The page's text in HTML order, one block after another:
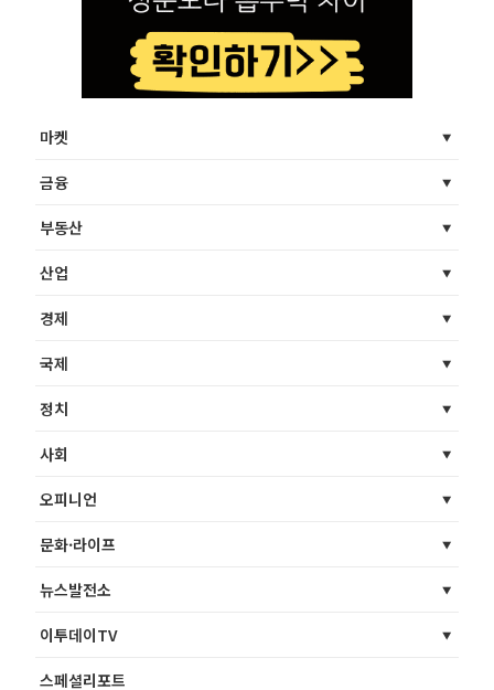
마켓
금융
부동산
산업
경제
국제
정치
사회
오피니언
문화·라이프
뉴스발전소
이투데이TV
스페셜리포트